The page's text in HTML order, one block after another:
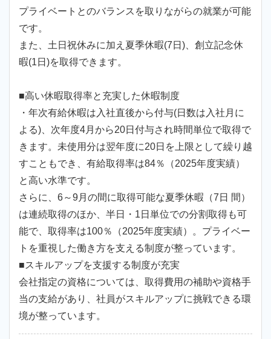
プライベートとのバランスを取りながらの就業が可能
です。
また、土日祝休みに加え夏季休暇(7日)、創立記念休
暇(1日)を取得できます。
■高い休暇取得率と充実した休暇制度
・年次有給休暇は入社直後から付与(日数は入社月に
よる)、次年度4月から20日付与され時間単位で取得で
きます。未使用分は翌年度に20日を上限として繰り越
すこともでき、有給取得率は84％（2025年度実績）
と高い水準です。
さらに、6～9月の間に取得可能な夏季休暇（7日 間）
は連続取得のほか、半日・1日単位での分割取得も可
能で、取得率は100％（2025年度実績）。プライベー
トを重視した働き方を支える制度が整っています。
■スキルアップを支援する制度が充実
会社指定の資格については、取得費用の補助や資格手
当の支給があり、社員がスキルアップに挑戦できる環
境が整っています。